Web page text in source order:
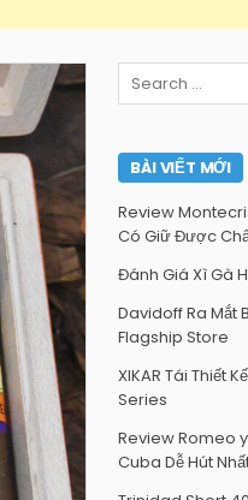
Search
for:
BÀI VIẾT MỚI
Review
Có Giữ Được
Đánh Giá Xì Gà
Davidoff Ra Mắt
Flagship Store
XIKAR Tái Thiết
Series
Review Romeo
Cuba Dễ Hút